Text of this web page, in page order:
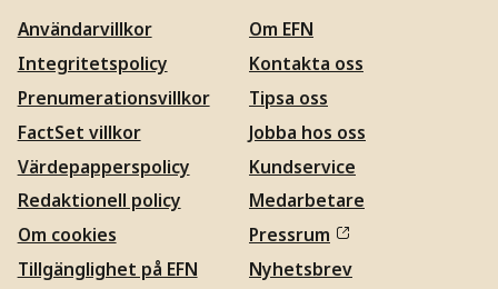
Användarvillkor
Integritetspolicy
Prenumerationsvillkor
FactSet villkor
Värdepapperspolicy
Redaktionell policy
Om cookies
Tillgänglighet på EFN
Om EFN
Kontakta oss
Tipsa oss
Jobba hos oss
Kundservice
Medarbetare
Pressrum
Nyhetsbrev